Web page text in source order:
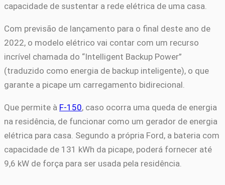
capacidade de sustentar a rede elétrica de uma casa.
Com previsão de lançamento para o final deste ano de
2022, o modelo elétrico vai contar com um recurso
incrível chamada do “Intelligent Backup Power”
(traduzido como energia de backup inteligente), o que
garante a picape um carregamento bidirecional.
Que permite à F-150, caso ocorra uma queda de energia
na residência, de funcionar como um gerador de energia
elétrica para casa. Segundo a própria Ford, a bateria com
capacidade de 131 kWh da picape, poderá fornecer até
9,6 kW de força para ser usada pela residência.